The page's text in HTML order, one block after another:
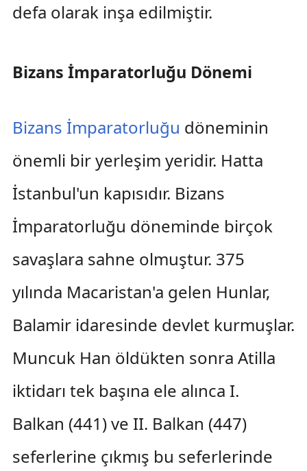
defa olarak inşa edilmiştir.
Bizans İmparatorluğu Dönemi
Bizans İmparatorluğu döneminin
önemli bir yerleşim yeridir. Hatta
İstanbul'un kapısıdır. Bizans
İmparatorluğu döneminde birçok
savaşlara sahne olmuştur. 375
yılında Macaristan'a gelen Hunlar,
Balamir idaresinde devlet kurmuşlar.
Muncuk Han öldükten sonra Atilla
iktidarı tek başına ele alınca I.
Balkan (441) ve II. Balkan (447)
seferlerine çıkmış bu seferlerinde